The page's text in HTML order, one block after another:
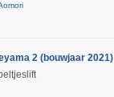
2 (bouwjaar 2021)